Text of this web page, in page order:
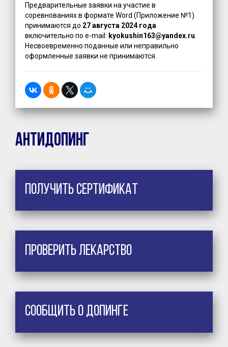
Предварительные заявки на участие в
соревнованиях в формате Word (Приложение №1)
принимаются до 27 августа 2024 года
включительно по e-mail: kyokushin163@yandex.ru
Несвоевременно поданные или неправильно
оформленные заявки не принимаются.
Антидопинг
Получить сертификат
Проверить лекарство
Сообщить о допинге